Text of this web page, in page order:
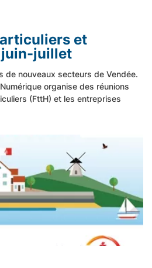
et
juin-juillet
de nouveaux secteurs de Vendée.
organise des réunions
(FttH) et les entreprises